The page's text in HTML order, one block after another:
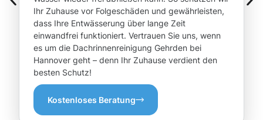
Ihr Zuhause vor Folgeschäden und gewährleisten,
dass Ihre Entwässerung über lange Zeit
einwandfrei funktioniert. Vertrauen Sie uns, wenn
es um die Dachrinnenreinigung Gehrden bei
Hannover geht – denn Ihr Zuhause verdient den
besten Schutz!
Kostenloses Beratung